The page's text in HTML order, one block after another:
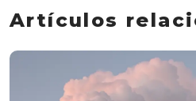
Artículos